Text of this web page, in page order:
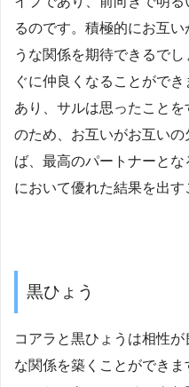
るのです。積極的にお互
うな関係を期待できるで
ぐに仲良くなることがで
あり、サルは思ったこと
のため、お互いがお互い
ば、最高のパートナーと
において優れた結果を出す
黒ひょう
コアラと黒ひょうは相性
な関係を築くことができ